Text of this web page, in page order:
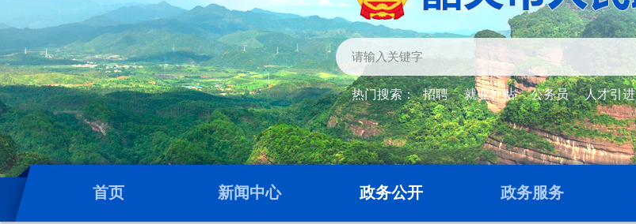
热门搜索： 招聘 就业补贴 公务员 人才引进
首页 新闻中心 政务公开 政务服务